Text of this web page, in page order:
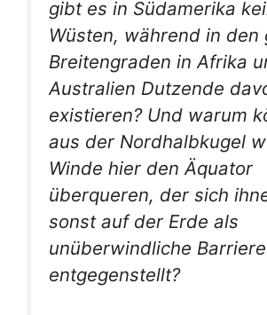
gibt es in Südamerika
Wüsten, während in den
Breitengraden in Afrika
Australien Dutzende
existieren? Und warum
aus der Nordhalbkugel
Winde hier den Äquator
überqueren, der sich
sonst auf der Erde als
unüberwindliche Barriere
entgegenstellt?